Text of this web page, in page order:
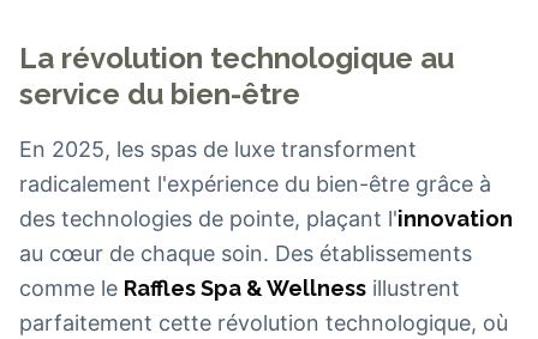
La révolution technologique au
service du bien-être
En 2025, les spas de luxe transforment
radicalement l'expérience du bien-être grâce à
des technologies de pointe, plaçant l'innovation
au cœur de chaque soin. Des établissements
comme le Raffles Spa & Wellness illustrent
parfaitement cette révolution technologique, où